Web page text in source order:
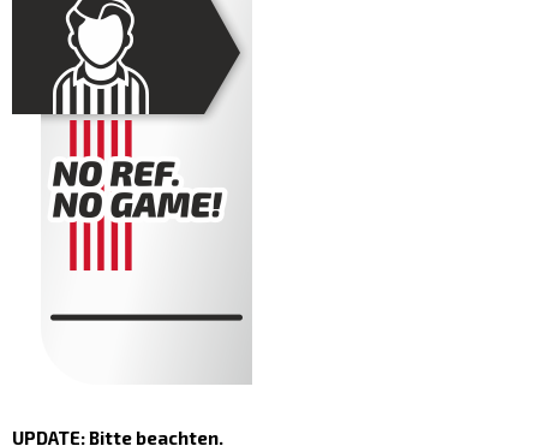
UPDATE: Bitte beachten.